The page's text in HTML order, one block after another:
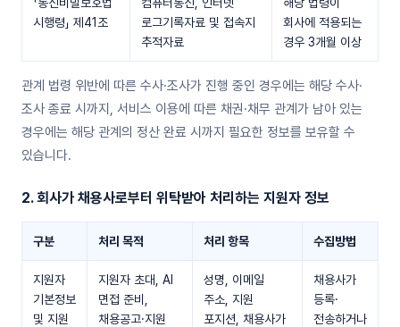
시행령」 제41조
로그기록자료 및 접속지
추적자료
회사에 적용되는
경우 3개월 이상
관계 법령 위반에 따른 수사·조사가 진행 중인 경우에는 해당 수사·
조사 종료 시까지, 서비스 이용에 따른 채권·채무 관계가 남아 있는
경우에는 해당 관계의 정산 완료 시까지 필요한 정보를 보유할 수
있습니다.
2. 회사가 채용사로부터 위탁받아 처리하는 지원자 정보
구분 처리 목적 처리 항목 수집방법
지원자
기본정보
및 지원
지원자 초대, AI
면접 준비,
채용공고·지원
성명, 이메일
주소, 지원
포지션, 채용사가
채용사가
등록·
전송하거나